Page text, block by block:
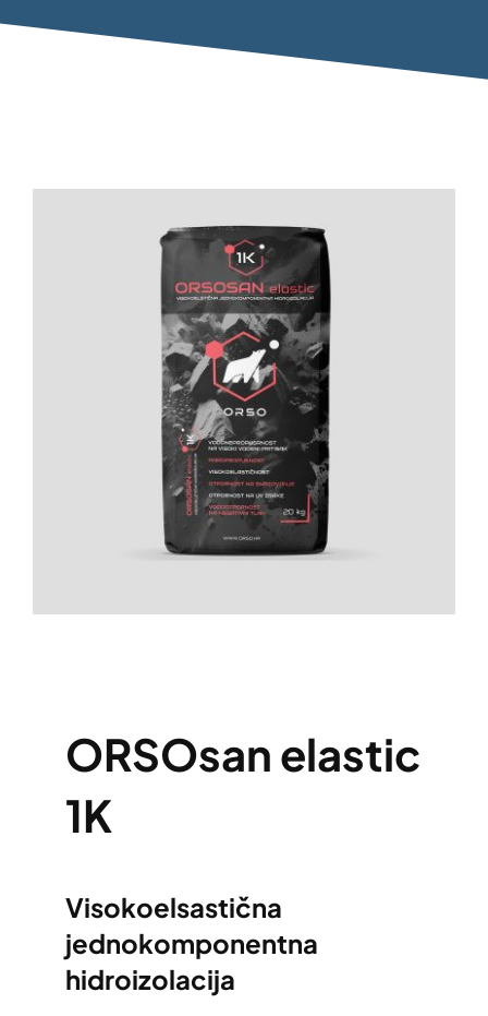
ORSOsan elastic
1K
Visokoelsastična
jednokomponentna
hidroizolacija